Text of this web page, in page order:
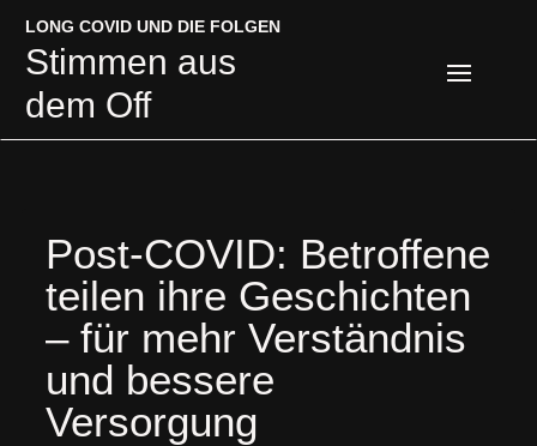
LONG COVID UND DIE FOLGEN
Stimmen aus
dem Off
LONG COVID UND DIE FOLGEN
Stimmen aus
dem Off
Post-COVID: Betroffene
teilen ihre Geschichten
– für mehr Verständnis
und bessere
Versorgung